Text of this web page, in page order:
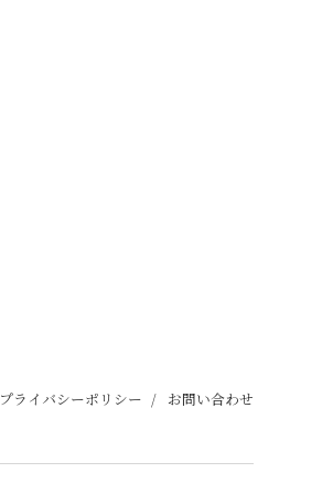
プライバシーポリシー お問い合わせ